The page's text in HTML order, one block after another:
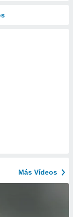
Más Vídeos